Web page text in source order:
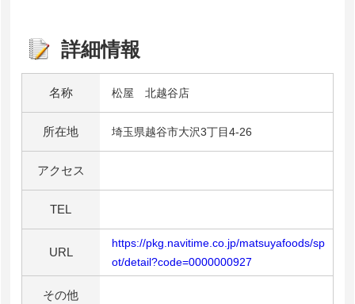
詳細情報
名称 松屋 北越谷店
所在地 埼玉県越谷市大沢3丁目4-26
アクセス
TEL
URL
https://pkg.navitime.co.jp/matsuyafoods/sp
ot/detail?code=0000000927
その他